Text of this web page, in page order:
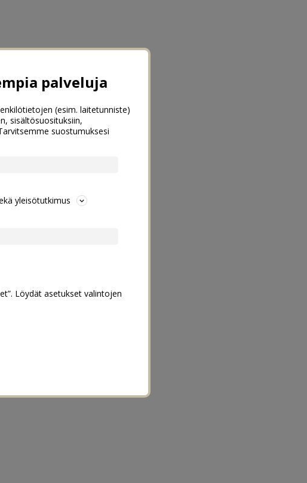
palveluja
(esim. laitetunniste)
sisältösuosituksiin,
suostumuksesi
yleisötutkimus
Löydät asetukset valintojen